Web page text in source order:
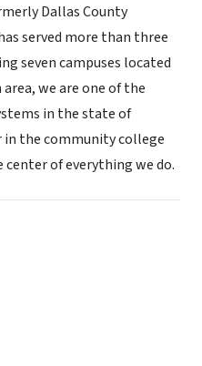
Dallas County
served more than three
seven campuses located
we are one of the
in the state of
in the community college
of everything we do.